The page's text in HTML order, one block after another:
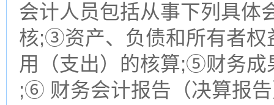
会计人员包括从事下列具
核;③资产、负债和所有者
用（支出）的核算;⑤财务成
;⑥ 财务会计报告（决算报